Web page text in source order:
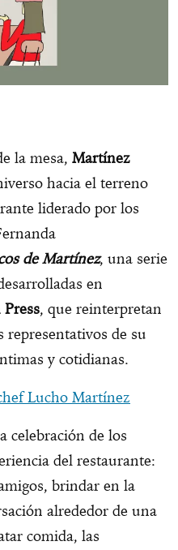
la mesa, Martínez
hacia el terreno
liderado por los
de Martínez, una serie
en
, que reinterpretan
representativos de su
y cotidianas.
Lucho Martínez
celebración de los
del restaurante:
brindar en la
alrededor de una
comida, las